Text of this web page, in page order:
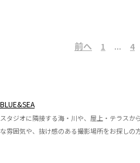
前へ 1 ... 4
BLUE&SEA
スタジオに隣接する海・川や、屋上・テラス
な雰囲気や、抜け感のある撮影場所をお探しの方